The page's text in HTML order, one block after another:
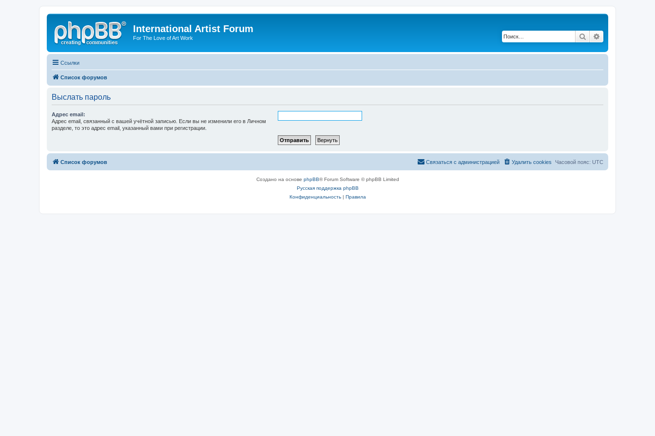
International Artist Forum
For The Love of Art Work Поиск
Ссылки
Список форумов
Выслать пароль
Адрес email:
Адрес email, связанный с вашей учётной записью. Если вы не изменили его в Личном
разделе, то это адрес email, указанный вами при регистрации.
Список форумов Часовой пояс: UTC
Удалить cookies
Связаться с администрацией
Создано на основе phpBB® Forum Software © phpBB Limited
Русская поддержка phpBB
Конфиденциальность| Правила